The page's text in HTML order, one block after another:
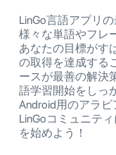
LinGo言語アプリ
様々な単語やフレ
あなたの目標がす
の取得を達成する
ースが最善の解決
語学習開始をしっ
Android用のアラビ
LinGoコミュニテ
を始めよう！